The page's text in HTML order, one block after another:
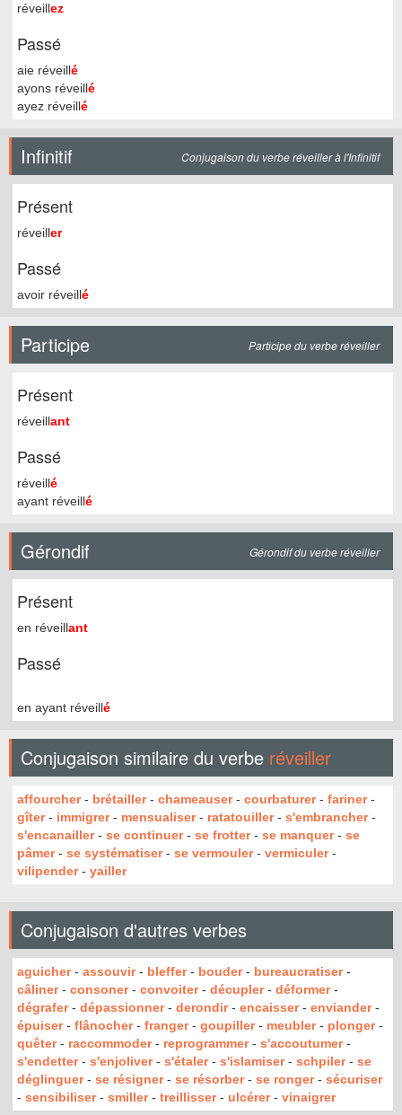
réveillez
Passé
aie réveillé
ayons réveillé
ayez réveillé
Infinitif Conjugaison du verbe réveiller à l'Infinitif
Présent
réveiller
Passé
avoir réveillé
Participe Participe du verbe réveiller
Présent
réveillant
Passé
réveillé
ayant réveillé
Gérondif Gérondif du verbe réveiller
Présent
en réveillant
Passé
en ayant réveillé
Conjugaison similaire du verbe réveiller
affourcher- brétailler- chameauser- courbaturer- fariner-
gîter- immigrer- mensualiser- ratatouiller- s'embrancher-
s'encanailler- se continuer- se frotter- se manquer- se
pâmer- se systématiser- se vermouler- vermiculer-
vilipender- yailler
Conjugaison d'autres verbes
aguicher- assouvir- bleffer- bouder- bureaucratiser-
câliner- consoner- convoiter- décupler- déformer-
dégrafer- dépassionner- derondir- encaisser- enviander-
épuiser- flânocher- franger- goupiller- meubler- plonger-
quêter- raccommoder- reprogrammer- s'accoutumer-
s'endetter- s'enjoliver- s'étaler- s'islamiser- schpiler- se
déglinguer- se résigner- se résorber- se ronger- sécuriser
- sensibiliser- smiller- treillisser- ulcérer- vinaigrer